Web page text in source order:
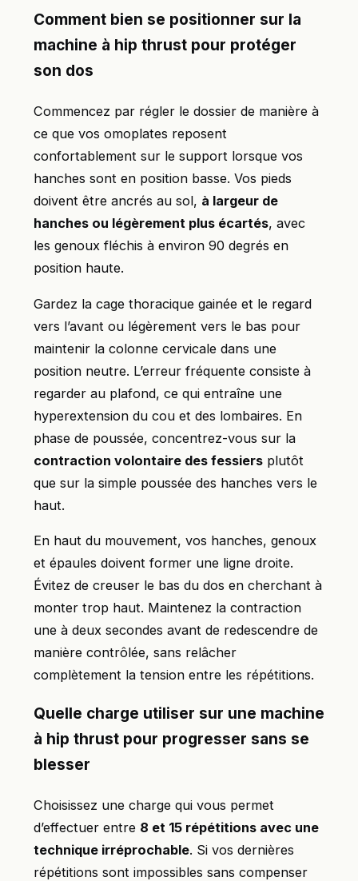
Comment bien se positionner sur la
machine à hip thrust pour protéger
son dos
Commencez par régler le dossier de manière à
ce que vos omoplates reposent
confortablement sur le support lorsque vos
hanches sont en position basse. Vos pieds
doivent être ancrés au sol, à largeur de
hanches ou légèrement plus écartés, avec
les genoux fléchis à environ 90 degrés en
position haute.
Gardez la cage thoracique gainée et le regard
vers l’avant ou légèrement vers le bas pour
maintenir la colonne cervicale dans une
position neutre. L’erreur fréquente consiste à
regarder au plafond, ce qui entraîne une
hyperextension du cou et des lombaires. En
phase de poussée, concentrez-vous sur la
contraction volontaire des fessiers plutôt
que sur la simple poussée des hanches vers le
haut.
En haut du mouvement, vos hanches, genoux
et épaules doivent former une ligne droite.
Évitez de creuser le bas du dos en cherchant à
monter trop haut. Maintenez la contraction
une à deux secondes avant de redescendre de
manière contrôlée, sans relâcher
complètement la tension entre les répétitions.
Quelle charge utiliser sur une machine
à hip thrust pour progresser sans se
blesser
Choisissez une charge qui vous permet
d’effectuer entre 8 et 15 répétitions avec une
technique irréprochable. Si vos dernières
répétitions sont impossibles sans compenser